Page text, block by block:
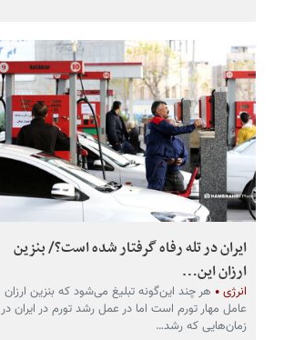
ایران در تله رفاه گرفتار شده است؟/ بنزین
ارزان این…
انرژی
هر چند این‌گونه تبلیغ می‌شود که بنزین ارزان
عامل مهار تورم است اما در عمل رشد تورم در ایران در
زمان‌هایی که رشد…